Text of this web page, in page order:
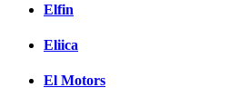
Elfin
Eliica
El Motors